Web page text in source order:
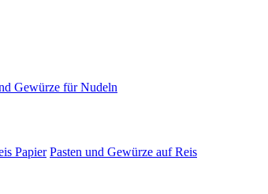
Gewürze für Nudeln
Papier Pasten und Gewürze auf Reis